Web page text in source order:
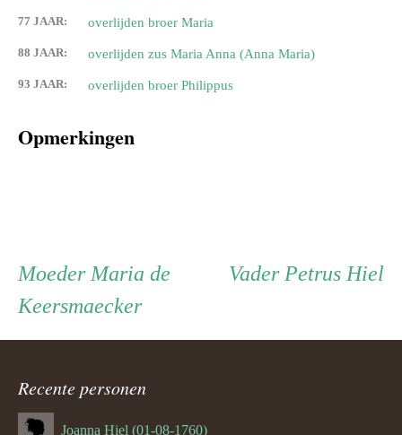
77 JAAR: overlijden broer Maria
88 JAAR: overlijden zus Maria Anna (Anna Maria)
93 JAAR: overlijden broer Philippus
Opmerkingen
Persoon
ouder
navigatie
Vader Vader
Petrus Hiel
Moeder Moeder
Maria de
Keersmaecker
Recente personen
Joanna Hiel (01-08-1760)